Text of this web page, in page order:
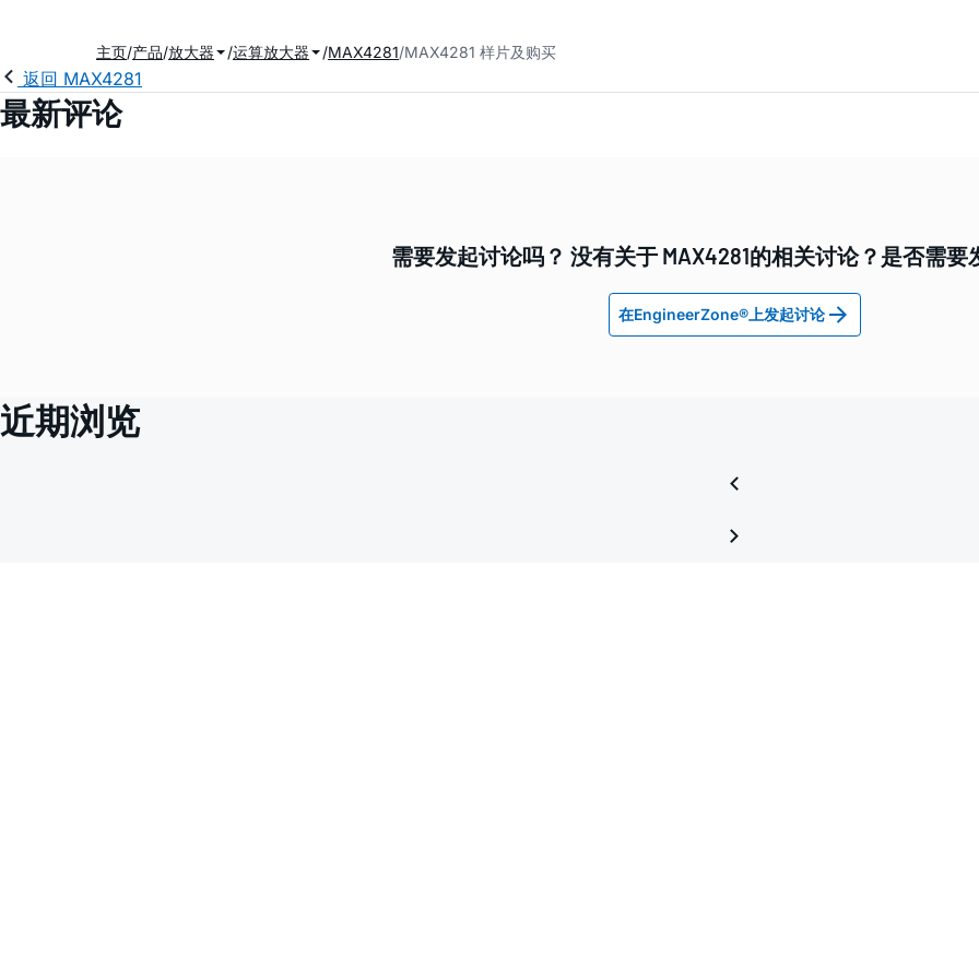
主页 产品 放大器 运算放大器 MAX4281 MAX4281 样片及购买
返回 MAX4281
最新评论
需要发起讨论吗？ 没有关于 MAX4281的相关讨论？是否需要
在EngineerZone®上发起讨论
近期浏览